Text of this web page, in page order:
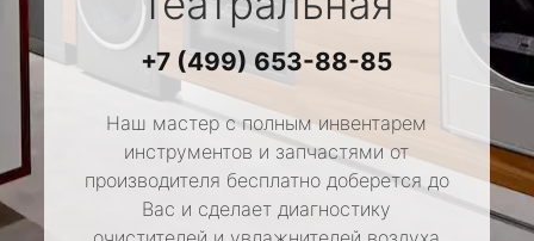
+7 (499) 653-88-85
Наш мастер с полным инвентарем
инструментов и запчастями от
производителя бесплатно доберется до
Вас и сделает диагностику